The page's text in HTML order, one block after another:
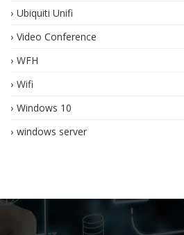
Ubiquiti Unifi
Video Conference
WFH
Wifi
Windows 10
windows server